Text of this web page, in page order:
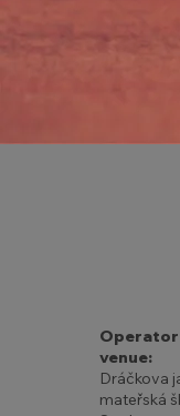
venue:
Dráčkova
mateřská